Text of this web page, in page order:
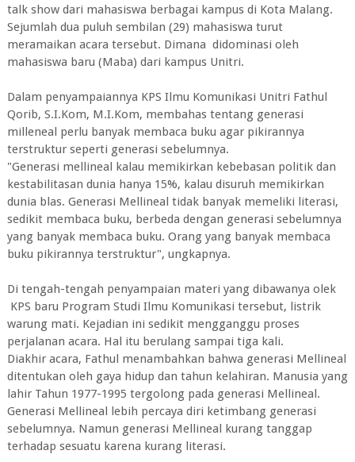
talk show dari mahasiswa berbagai kampus di Kota Malang.
Sejumlah dua puluh sembilan (29) mahasiswa turut
meramaikan acara tersebut. Dimana didominasi oleh
mahasiswa baru (Maba) dari kampus Unitri.
Dalam penyampaiannya KPS Ilmu Komunikasi Unitri Fathul
Qorib, S.I.Kom, M.I.Kom, membahas tentang generasi
milleneal perlu banyak membaca buku agar pikirannya
terstruktur seperti generasi sebelumnya.
"Generasi mellineal kalau memikirkan kebebasan politik dan
kestabilitasan dunia hanya 15%, kalau disuruh memikirkan
dunia blas. Generasi Mellineal tidak banyak memeliki literasi,
sedikit membaca buku, berbeda dengan generasi sebelumnya
yang banyak membaca buku. Orang yang banyak membaca
buku pikirannya terstruktur", ungkapnya.
Di tengah-tengah penyampaian materi yang dibawanya olek
KPS baru Program Studi Ilmu Komunikasi tersebut, listrik
warung mati. Kejadian ini sedikit mengganggu proses
perjalanan acara. Hal itu berulang sampai tiga kali.
Diakhir acara, Fathul menambahkan bahwa generasi Mellineal
ditentukan oleh gaya hidup dan tahun kelahiran. Manusia yang
lahir Tahun 1977-1995 tergolong pada generasi Mellineal.
Generasi Mellineal lebih percaya diri ketimbang generasi
sebelumnya. Namun generasi Mellineal kurang tanggap
terhadap sesuatu karena kurang literasi.